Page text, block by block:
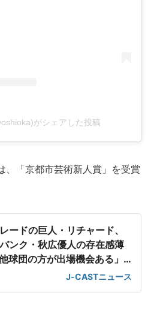
がシェアした投稿
「京都市芸術新人賞」を受賞
ードの巨人・リチャード、
ンク・秋広優人の存在感薄
球団の方が出場機会ある」
J-CASTニュース